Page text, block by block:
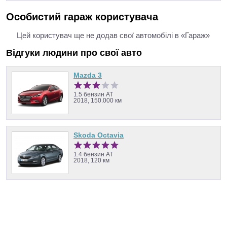
Особистий гараж користувача
Цей користувач ще не додав свої автомобілі в «Гараж»
Відгуки людини про свої авто
Mazda 3
1.5 бензин AT
2018, 150.000 км
Skoda Octavia
1.4 бензин AT
2018, 120 км